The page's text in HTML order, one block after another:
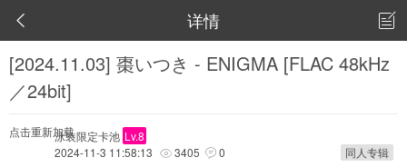
 详情 
[2024.11.03] 棗いつき - ENIGMA [FLAC 48kHz
／24bit]
点击重新加载泳装限定卡池 Lv.8
2024-11-3 11:58:13
 3405  0 同人专辑